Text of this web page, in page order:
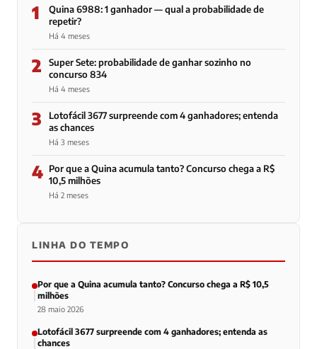
1
Quina 6988: 1 ganhador — qual a probabilidade de
repetir?
Há 4 meses
2
Super Sete: probabilidade de ganhar sozinho no
concurso 834
Há 4 meses
3
Lotofácil 3677 surpreende com 4 ganhadores; entenda
as chances
Há 3 meses
4 Por que a Quina acumula tanto? Concurso chega a R$
10,5 milhões
Há 2 meses
LINHA DO TEMPO
Por que a Quina acumula tanto? Concurso chega a R$ 10,5
milhões
28 maio 2026
Lotofácil 3677 surpreende com 4 ganhadores; entenda as
chances